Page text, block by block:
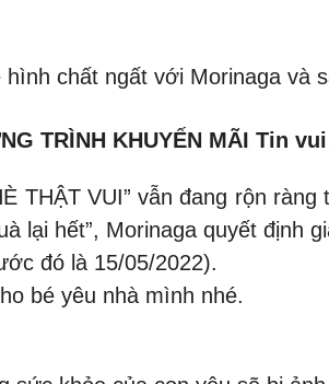
chất ngất với Morinaga và
TRÌNH KHUYẾN MÃI Tin
VUI” vẫn đang rộn
lại hết”, Morinaga quyết định
đó là 15/05/2022).
bé yêu nhà mình nhé.